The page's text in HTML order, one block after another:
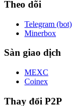
Theo dõi
Telegram (bot)
Minerbox
Sàn giao dịch
MEXC
Coinex
Thay đổi P2P